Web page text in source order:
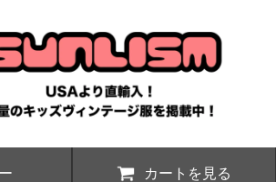
カートを見る